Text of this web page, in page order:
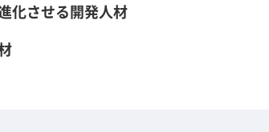
化させる開発人材